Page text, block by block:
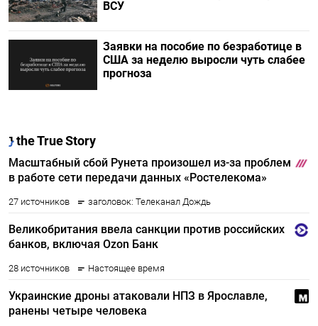
ВСУ
Заявки на пособие по безработице в
США за неделю выросли чуть слабее
прогноза